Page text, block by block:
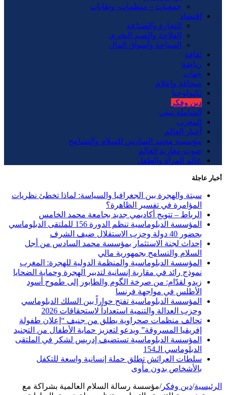
جمعيات – منظمات- ونقابات
اقتصاد
التجارة والصناعة
الفلاحة والصيد البحري
السياحة وأسواق المال
ثقافة
رياضة
جهات
صحافة وإعلام
تكنولوجيا
دين وفكر
الشاملة تيفي
المغرب
أخبار العالم
مؤسسة محمد السادس للسلام والتسامح
صوت مغاربة العالم
عالم المرأة والطفل
أخبار عاجلة
سبتة والهجرة بين الجغرافيا والسياسة: لماذا تخطئ نظريات
المؤامرة في تفسير الظاهرة؟
الرباط – تتويج أكاديمي جديد بجامعة محمد الخامس
المؤسسة الدبلوماسية تنظم الدورة 156 للملتقى الدبلوماسي
بحضور 40 دولة وحزب الاستقلال ضيف الشرف
إحداث لجنة الاستثمار بمؤسسة محمد السادس من أجل
السلام والتسامح بجمهورية مالي
المؤسسة الدبلوماسية والمنظمة الدولية للهجرة: المغرب
نموذج رائد في مقاربة إنسانية لتدبير الهجرة وحماية الضحايا
زيدو لقدّام: من صرخة الگوم والطابور إلى طموح أسود
الأطلس في مواجهة فرنسا
المؤسسة الدبلوماسية تفتح حواراً بين السلك الدبلوماسي
وحزب العدالة والتنمية استعداداً لاستحقاقات 2026
تحالف منظمات صحراوية يطلق من جنيف “إعلان طفولة
إفريقيا المسروقة” ويدعو لتعزيز حماية الأطفال من التجنيد
المؤسسة الدبلوماسية تستضيف إدريس لشكر في الملتقى
الدبلوماسي الـ154
سلطات العرائش تطلق حملة إنسانية واسعة للتكفل
بالأشخاص بدون مأوى
الرئيسية/دين وفكر/مؤسسة رسالة السلام العالمية بشراكة مع